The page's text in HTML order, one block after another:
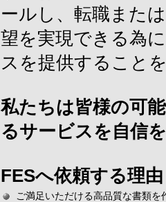
ールし、転職また
望を実現できる為
スを提供すること
私たちは皆様の可
るサービスを自信
FESへ依頼する理
ご満足いただける高品質な書類を